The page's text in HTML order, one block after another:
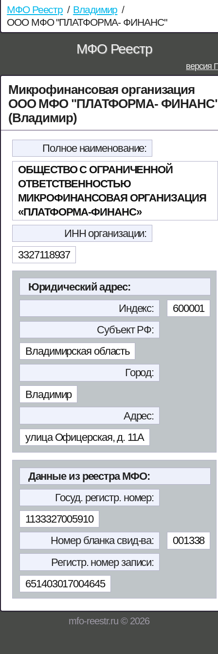
МФО Реестр / Владимир /
ООО МФО "ПЛАТФОРМА- ФИНАНС"
МФО Реестр
версия
Микрофинансовая организация
ООО МФО "ПЛАТФОРМА-
(Владимир)
Полное наименование:
ОБЩЕСТВО С ОГРАНИЧЕННОЙ
ОТВЕТСТВЕННОСТЬЮ
МИКРОФИНАНСОВАЯ ОРГАНИЗАЦИЯ
«ПЛАТФОРМА-ФИНАНС»
ИНН организации:
3327118937
Юридический адрес:
Индекс:
600001
Субъект РФ:
Владимирская область
Город:
Владимир
Адрес:
улица Офицерская, д. 11А
Данные из реестра МФО:
Госуд. регистр. номер:
1133327005910
Номер бланка свид-ва:
001338
Регистр. номер записи:
651403017004645
mfo-reestr.ru © 2026